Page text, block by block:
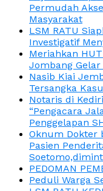
Permudah
Masyarakat
LSM RATU
Investigatif
Meriahkan
Jombang Gelar
Nasib Kiai
Tersangka
Notaris di
“Pengacara
Penggelapan
Oknum Dokter
Pasien
PEDOMAN
Peduli Warga